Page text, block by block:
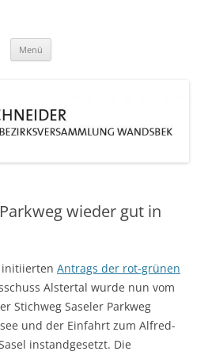
Menü
wieder gut in
Antrags der rot-grünen
Alstertal wurde nun vom
Stichweg Saseler Parkweg
und der Einfahrt zum Alfred-
instandgesetzt. Die